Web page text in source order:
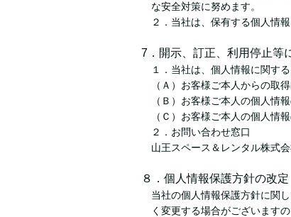
な安全対策に努めます。
２．当社は、保有する個人情
7．開示、訂正、利用停止等
１．当社は、個人情報に関す
（Ａ）お客様ご本人からの取
（Ｂ）お客様ご本人の個人情
（Ｃ）お客様ご本人の個人情
２．お問い合わせ窓口
山王スペース＆レンタル株
８．個人情報保護方針の改定
当社の個人情報保護方針に関
く変更する場合がございます